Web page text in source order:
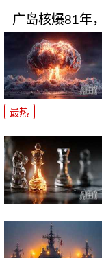
广岛核爆81年
最热